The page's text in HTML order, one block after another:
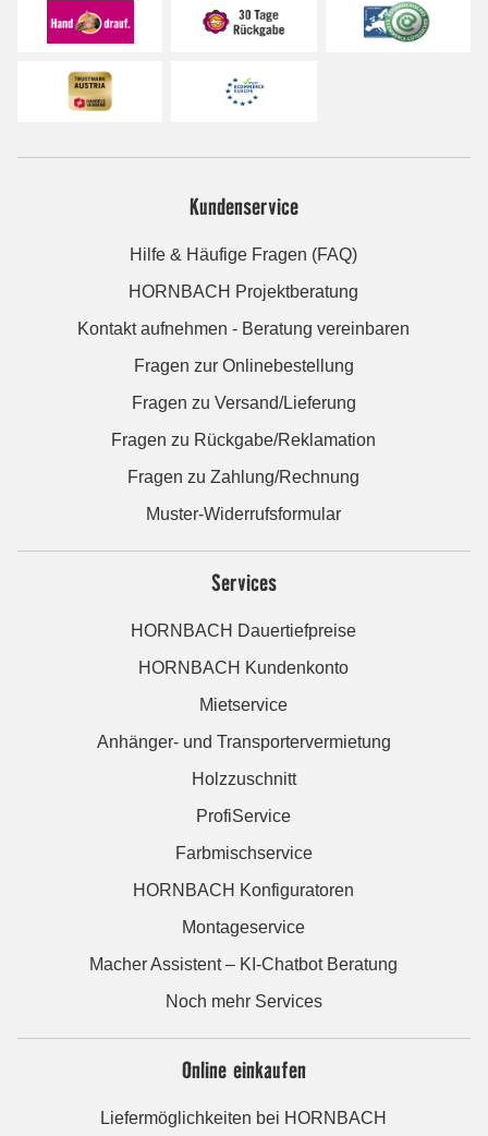
Kundenservice
Hilfe & Häufige Fragen (FAQ)
HORNBACH Projektberatung
Kontakt aufnehmen - Beratung vereinbaren
Fragen zur Onlinebestellung
Fragen zu Versand/Lieferung
Fragen zu Rückgabe/Reklamation
Fragen zu Zahlung/Rechnung
Muster-Widerrufsformular
Services
HORNBACH Dauertiefpreise
HORNBACH Kundenkonto
Mietservice
Anhänger- und Transportervermietung
Holzzuschnitt
ProfiService
Farbmischservice
HORNBACH Konfiguratoren
Montageservice
Macher Assistent – KI-Chatbot Beratung
Noch mehr Services
Online einkaufen
Liefermöglichkeiten bei HORNBACH